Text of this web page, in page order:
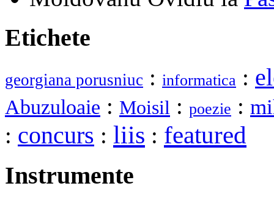
Etichete
georgiana porusniuc : informatica :
Abuzuloaie : Moisil : poezie :
: concurs : liis : featured
Instrumente